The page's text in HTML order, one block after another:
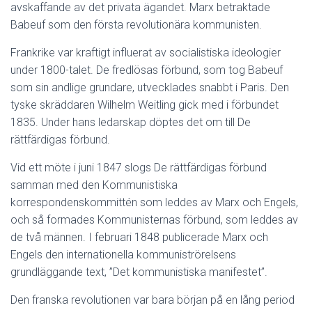
avskaffande av det privata ägandet. Marx betraktade
Babeuf som den första revolutionära kommunisten.
Frankrike var kraftigt influerat av socialistiska ideologier
under 1800-talet. De fredlösas förbund, som tog Babeuf
som sin andlige grundare, utvecklades snabbt i Paris. Den
tyske skräddaren Wilhelm Weitling gick med i förbundet
1835. Under hans ledarskap döptes det om till De
rättfärdigas förbund.
Vid ett möte i juni 1847 slogs De rättfärdigas förbund
samman med den Kommunistiska
korrespondenskommittén som leddes av Marx och Engels,
och så formades Kommunisternas förbund, som leddes av
de två männen. I februari 1848 publicerade Marx och
Engels den internationella kommuniströrelsens
grundläggande text, ”Det kommunistiska manifestet”.
Den franska revolutionen var bara början på en lång period